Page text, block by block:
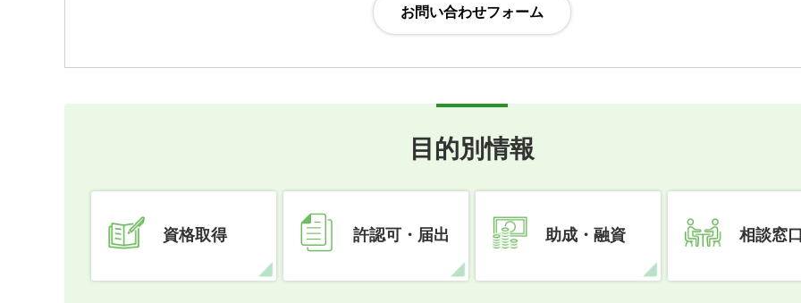
目的別情報
資格取得 許認可・届出 助成・融資 相談窓